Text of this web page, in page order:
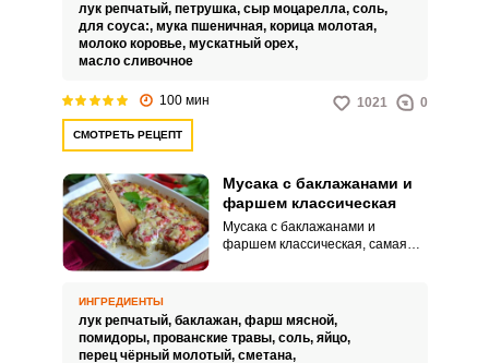
лук репчатый, петрушка, сыр моцарелла, соль,
для соуса:, мука пшеничная, корица молотая,
молоко коровье, мускатный орех,
масло сливочное
100 мин 1021 0
СМОТРЕТЬ РЕЦЕПТ
Мусака с баклажанами и
фаршем классическая
Мусака с баклажанами и
фаршем классическая, самая
которую можно подать на обед
или ужин, причем в ее
украшении можно проявить
ИНГРЕДИЕНТЫ
лук репчатый, баклажан, фарш мясной,
помидоры, прованские травы, соль, яйцо,
перец чёрный молотый, сметана,